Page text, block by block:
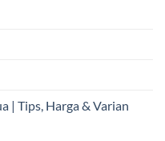
| Tips, Harga & Varian